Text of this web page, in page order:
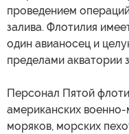
проведением
залива. Флотилия
один авианосец и
пределами акватории
Персонал Пятой
американских военно-
моряков, морских